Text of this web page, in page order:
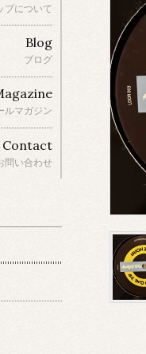
プについて
Blog
ブログ
ルマガジン
Contact
問い合わせ